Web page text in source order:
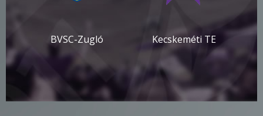
BVSC-Zugló Kecskeméti TE